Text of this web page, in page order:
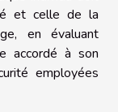
et celle de la
en évaluant
accordé à son
employées